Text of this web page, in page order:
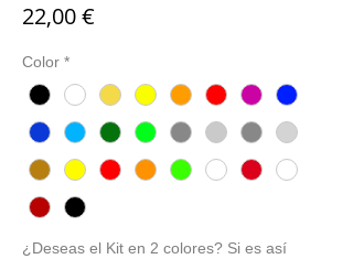
22,00 €
Color *
¿Deseas el Kit en 2 colores? Si es así